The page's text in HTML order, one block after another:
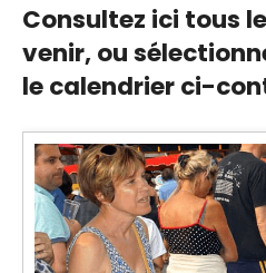
Consultez ici tous
venir,ou
le calendrier ci-